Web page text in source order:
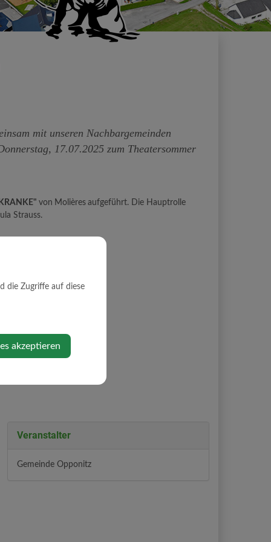
mit unseren Nachbargemeinden
17.07.2025 zum Theatersommer
von Molières aufgeführt. Die Hauptrolle
Strauss.
Veranstalter
Gemeinde Opponitz
die Zugriffe auf diese
akzeptieren